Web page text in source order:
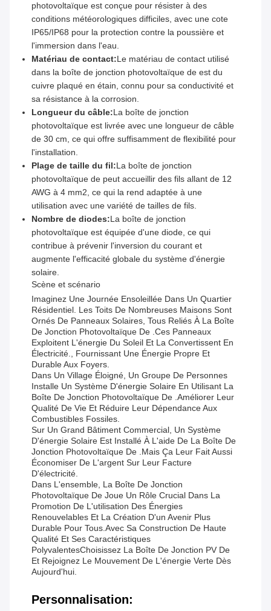
photovoltaïque est conçue pour résister à des
conditions météorologiques difficiles, avec une cote
IP65/IP68 pour la protection contre la poussière et
l'immersion dans l'eau.
Matériau de contact:Le matériau de contact utilisé
dans la boîte de jonction photovoltaïque de est du
cuivre plaqué en étain, connu pour sa conductivité et
sa résistance à la corrosion.
Longueur du câble:La boîte de jonction
photovoltaïque est livrée avec une longueur de câble
de 30 cm, ce qui offre suffisamment de flexibilité pour
l'installation.
Plage de taille du fil:La boîte de jonction
photovoltaïque de peut accueillir des fils allant de 12
AWG à 4 mm2, ce qui la rend adaptée à une
utilisation avec une variété de tailles de fils.
Nombre de diodes:La boîte de jonction
photovoltaïque est équipée d'une diode, ce qui
contribue à prévenir l'inversion du courant et
augmente l'efficacité globale du système d'énergie
solaire.
Scène et scénario
Imaginez Une Journée Ensoleillée Dans Un Quartier
Résidentiel. Les Toits De Nombreuses Maisons Sont
Ornés De Panneaux Solaires, Tous Reliés À La Boîte
De Jonction Photovoltaïque De .Ces Panneaux
Exploitent L'énergie Du Soleil Et La Convertissent En
Électricité., Fournissant Une Énergie Propre Et
Durable Aux Foyers.
Dans Un Village Éloigné, Un Groupe De Personnes
Installe Un Système D'énergie Solaire En Utilisant La
Boîte De Jonction Photovoltaïque De .améliorer Leur
Qualité De Vie Et Réduire Leur Dépendance Aux
Combustibles Fossiles.
Sur Un Grand Bâtiment Commercial, Un Système
D'énergie Solaire Est Installé À L'aide De La Boîte De
Jonction Photovoltaïque De .mais Ça Leur Fait Aussi
Économiser De L'argent Sur Leur Facture
D'électricité.
Dans L'ensemble, La Boîte De Jonction
Photovoltaïque De Joue Un Rôle Crucial Dans La
Promotion De L'utilisation Des Énergies
Renouvelables Et La Création D'un Avenir Plus
Durable Pour Tous.Avec Sa Construction De Haute
Qualité Et Ses Caractéristiques
PolyvalentesChoisissez La Boîte De Jonction PV De
Et Rejoignez Le Mouvement De L'énergie Verte Dès
Aujourd'hui.
Personnalisation: